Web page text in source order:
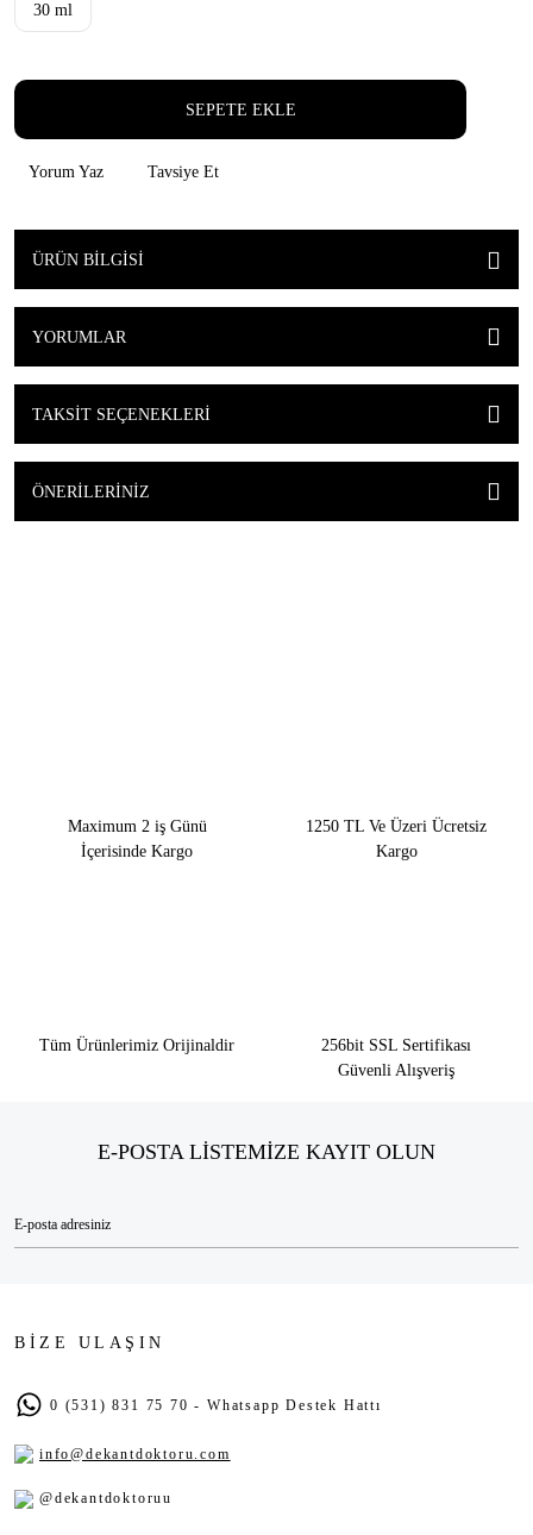
30 ml
SEPETE EKLE
Yorum Yaz Tavsiye Et
ÜRÜN BILGISI
YORUMLAR
TAKSIT SEÇENEKLERI
ÖNERILERINIZ
Maximum 2 iş Günü
İçerisinde Kargo
1250 TL Ve Üzeri Ücretsiz
Kargo
Tüm Ürünlerimiz Orijinaldir
256bit SSL Sertifikası
Güvenli Alışveriş
E-POSTA LİSTEMİZE KAYIT OLUN
BİZE ULAŞIN
0 (531) 831 75 70 - Whatsapp Destek Hattı
info@dekantdoktoru.com
@dekantdoktoruu